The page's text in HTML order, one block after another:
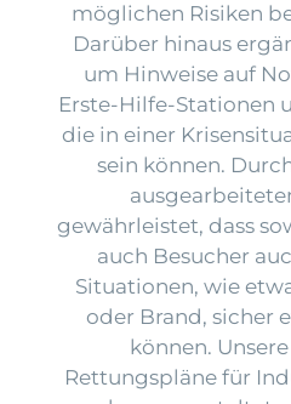
möglichen Risiken
Darüber hinaus
um Hinweise auf
Erste-Hilfe-Stationen
die in einer
sein können.
gewährleistet, dass
auch Besucher
Situationen, wie
oder Brand, sicher
können.
Rettungspläne für